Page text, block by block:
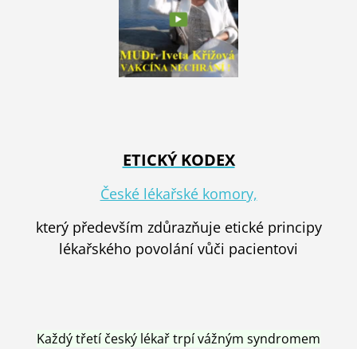
ETICKÝ KODEX
České lékařské komory,
který především zdůrazňuje etické principy
lékařského povolání vůči pacientovi
Každý třetí český lékař trpí vážným syndromem